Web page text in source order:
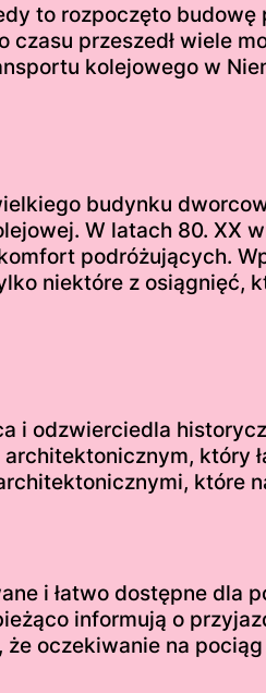
to rozpoczęto
przeszedł wiele
kolejowego w
budynku
W latach 80. XX
podróżujących.
niektóre z osiągnięć,
odzwierciedla
który
które
i łatwo dostępne dla
informują o
oczekiwanie na